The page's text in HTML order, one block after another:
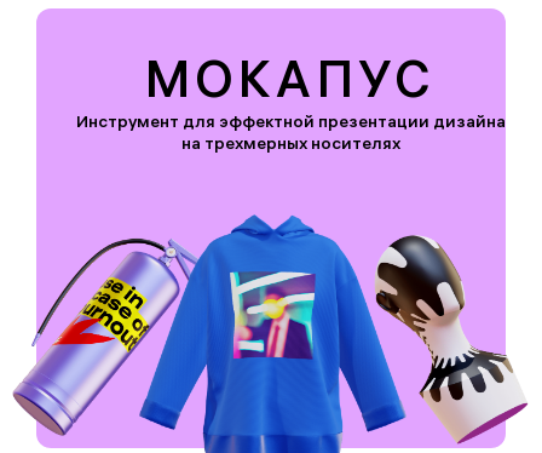
МОКАПУС
Инструмент для эффектной презентации дизайна
на трехмерных носителях